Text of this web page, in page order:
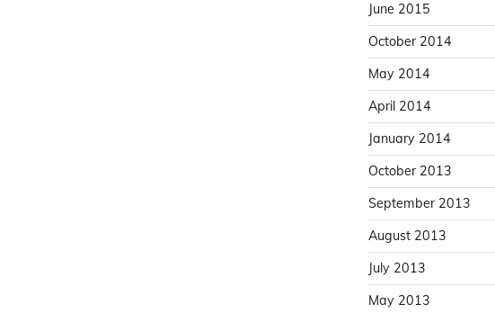
June 2015
October 2014
May 2014
April 2014
January 2014
October 2013
September 2013
August 2013
July 2013
May 2013